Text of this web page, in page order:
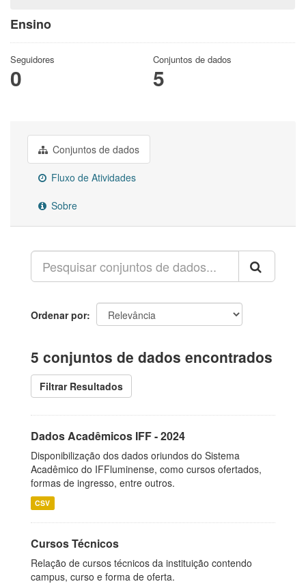
Ensino
Seguidores
0
Conjuntos de dados
5
Conjuntos de dados
Fluxo de Atividades
Sobre
Ordenar por
5 conjuntos de dados encontrados
Filtrar Resultados
Dados Acadêmicos IFF - 2024
Disponibilização dos dados oriundos do Sistema
Acadêmico do IFFluminense, como cursos ofertados,
formas de ingresso, entre outros.
CSV
Cursos Técnicos
Relação de cursos técnicos da instituição contendo
campus, curso e forma de oferta.